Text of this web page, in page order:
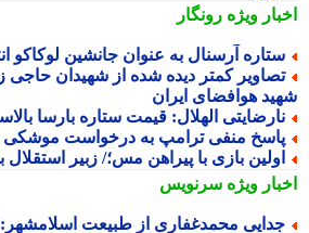
ویژهرونگار
آرسنال به عنوان جانشین لوکاکو
کمتر دیده شده از شهیدان حاجی
هوافضای ایران
الهلال: قیمت ستاره بارسا بالاست!
منفی ترامپ به درخواست موشکی
بازی با پیراهن مس؛/ زبیر استقلال
ویژهسرنویس
محمدغفاری از طبیعت اسلامشهر: